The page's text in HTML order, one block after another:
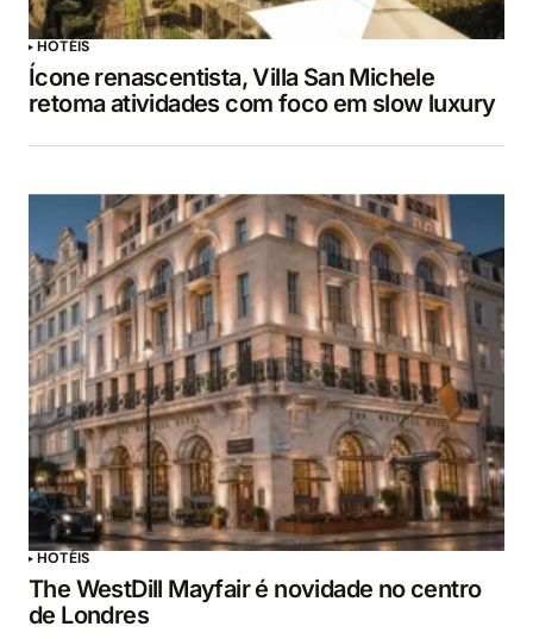
HOTÉIS
Ícone renascentista, Villa San Michele
retoma atividades com foco em slow luxury
HOTÉIS
The WestDill Mayfair é novidade no centro
de Londres